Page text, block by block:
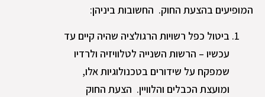
המופיעים בהצעת החוק. החשובות ביניהן:
ביטול כפל רשויות הרגולציה שהיה קיים עד
עכשיו – הרשות השנייה לטלוויזיה ולרדיו
שמפקח על שידורים בטכנולוגיות אלו,
ומועצת הכבלים והלוויין. הצעת החוק